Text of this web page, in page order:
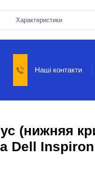
Характеристики
Наші контакти
(нижняя
Dell